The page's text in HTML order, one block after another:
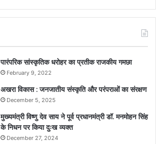
​​​​​​​पारंपरिक सांस्कृतिक धरोहर का प्रतीक राजकीय गमछा
February 9, 2022
अखरा विकास : जनजातीय संस्कृति और परंपराओं का संरक्षण
December 5, 2025
मुख्यमंत्री विष्णु देव साय ने पूर्व प्रधानमंत्री डॉ. मनमोहन सिंह
के निधन पर किया दुःख व्यक्त
December 27, 2024